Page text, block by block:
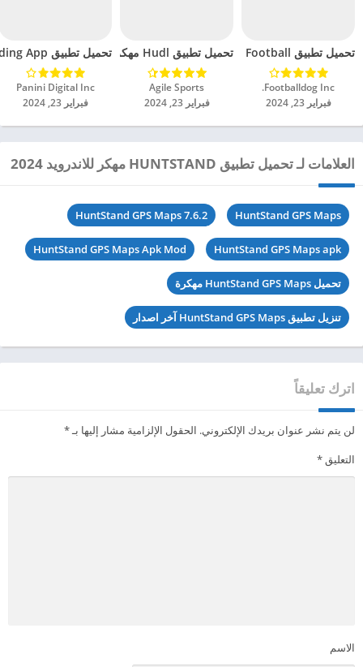
تحميل تطبيق All Football مهكر للاندرويد 2024
Footballdog Inc.‏
فبراير 23, 2024
تحميل تطبيق Hudl مهكر للاندرويد 2024
Agile Sports‏
فبراير 23, 2024
تحميل تطبيق FIFA World Cup Trading App مهكر للاندرويد 2024
Panini Digital Inc‏
فبراير 23, 2024
العلامات لـ تحميل تطبيق HUNTSTAND مهكر للاندرويد 2024
HuntStand GPS Maps
HuntStand GPS Maps 7.6.2
HuntStand GPS Maps apk
HuntStand GPS Maps Apk Mod
تحميل HuntStand GPS Maps مهكرة
تنزيل تطبيق HuntStand GPS Maps آخر اصدار
اترك تعليقاً
لن يتم نشر عنوان بريدك الإلكتروني. الحقول الإلزامية مشار إليها بـ*
التعليق*
الاسم